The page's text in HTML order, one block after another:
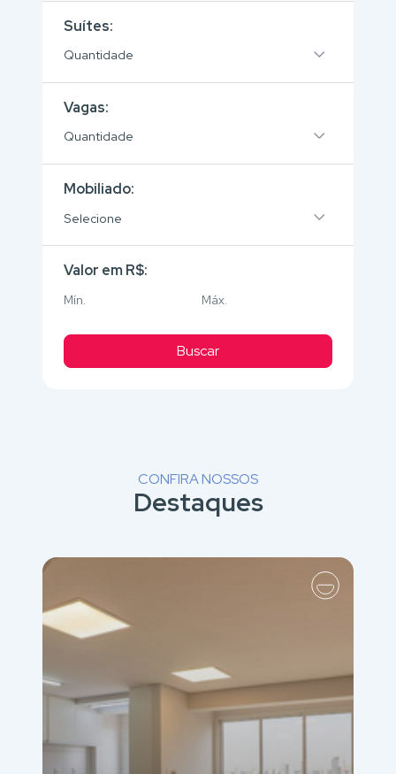
Suítes:
Quantidade
Vagas:
Quantidade
Mobiliado:
Selecione
Valor em R$:
Buscar
CONFIRA NOSSOS
Destaques